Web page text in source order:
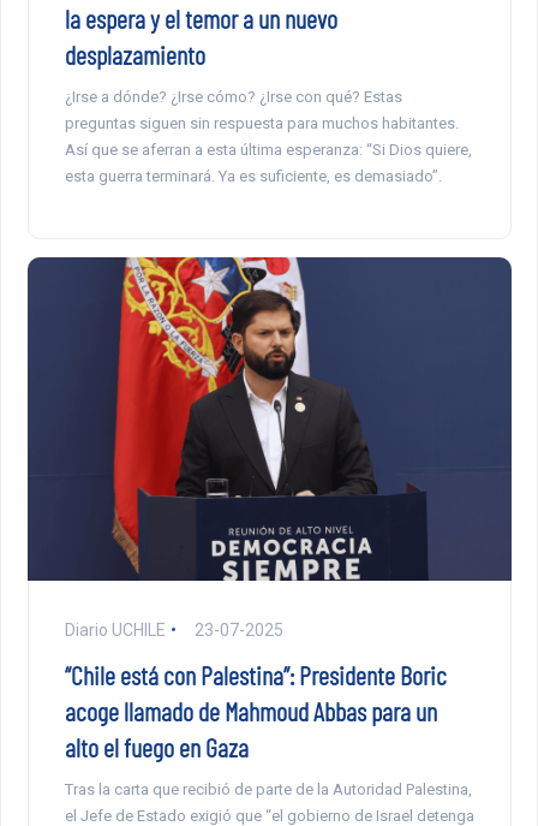
la espera y el temor a un nuevo
desplazamiento
¿Irse a dónde? ¿Irse cómo? ¿Irse con qué? Estas
preguntas siguen sin respuesta para muchos habitantes.
Así que se aferran a esta última esperanza: “Si Dios quiere,
esta guerra terminará. Ya es suficiente, es demasiado”.
Diario UCHILE 23-07-2025
“Chile está con Palestina”: Presidente Boric
acoge llamado de Mahmoud Abbas para un
alto el fuego en Gaza
Tras la carta que recibió de parte de la Autoridad Palestina,
el Jefe de Estado exigió que “el gobierno de Israel detenga